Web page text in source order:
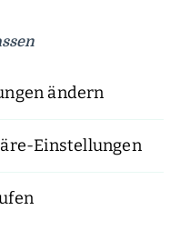
ändern
Einstellungen